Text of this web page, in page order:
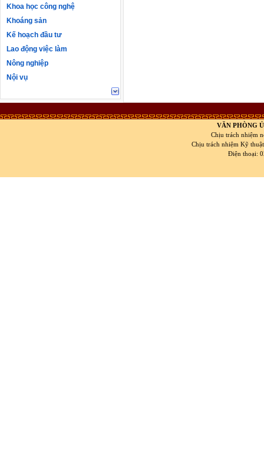
Khoa học công nghệ
Khoáng sản
Kế hoạch đầu tư
Lao động việc làm
Nông nghiệp
Nội vụ
VĂN PHÒNG
Chịu trách nhiệm
Chịu trách nhiệm Kỹ
Điện thoại: